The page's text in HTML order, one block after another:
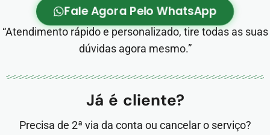
Fale Agora Pelo WhatsApp
“Atendimento rápido e personalizado, tire todas as suas
dúvidas agora mesmo.”
Já é cliente?
Precisa de 2ª via da conta ou cancelar o serviço?